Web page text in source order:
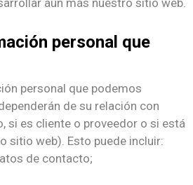
personal que
personal que podemos
de su relación con
si es cliente o proveedor o si está
sitio web). Esto puede incluir:
de contacto;